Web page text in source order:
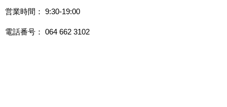
営業時間： 9:30-19:00
電話番号： 064 662 3102